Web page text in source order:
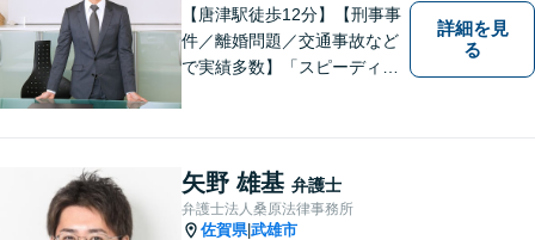
【唐津駅徒歩12分】【刑事事
件／離婚問題／交通事故など
で実績多数】「スピーディで
合わせながらどのような解決
が望ましいのかを共に考えま
す。ぜひお気軽にご相談くだ
さい！【プライバシー完備】
詳細を見
る
矢野 雄基 弁護士
弁護士法人桑原法律事務所
佐賀県|武雄市